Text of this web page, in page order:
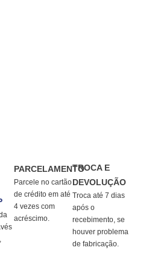
PARCELAMENTO
Parcele no cartão
de crédito em até
4 vezes com
acréscimo.
TROCA E
DEVOLUÇÃO
Troca até 7 dias
após o
recebimento, se
houver problema
de fabricação.